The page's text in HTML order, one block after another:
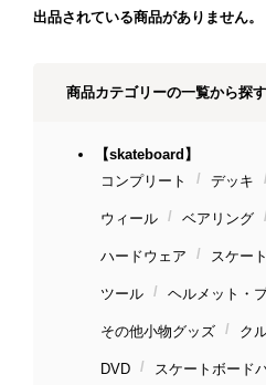
出品されている商品がありません。
商品カテゴリーの一覧から探す
【skateboard】
コンプリート
デッキ
ウィール ベアリング
ハードウェア スケー
ツール ヘルメット・
その他小物グッズ ク
DVD スケートボード